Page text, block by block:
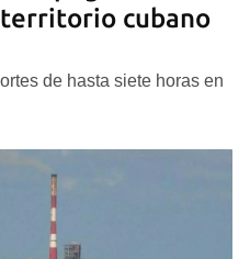
cubano
de hasta siete horas en